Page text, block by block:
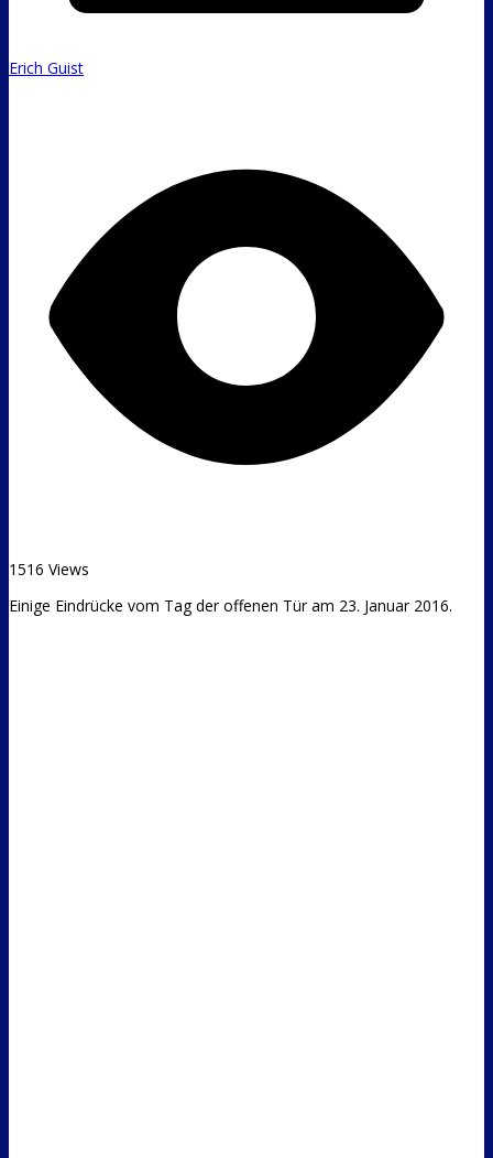
Erich Guist
1516 Views
Einige Eindrücke vom Tag der offenen Tür am 23. Januar 2016.